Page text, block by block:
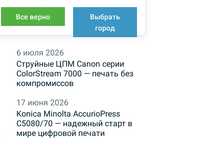
Все верно
Выбрать
город
НОВОСТИ
6 июля 2026
Струйные ЦПМ Canon серии
ColorStream 7000 — печать без
компромиссов
17 июня 2026
Konica Minolta AccurioPress
C5080/70 — надежный старт в
мире цифровой печати